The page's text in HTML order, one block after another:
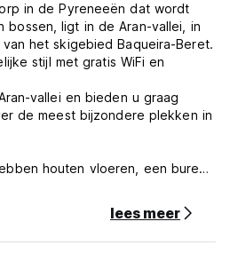
in de Pyreneeën dat wordt
bossen, ligt in de Aran-vallei, in
het skigebied Baqueira-Beret.
stijl met gratis WiFi en
vallei en bieden u graag
de meest bijzondere plekken in
houten vloeren, een bureau
kamers hebben een eigen
en snacks geserveerd. Op
lees meer